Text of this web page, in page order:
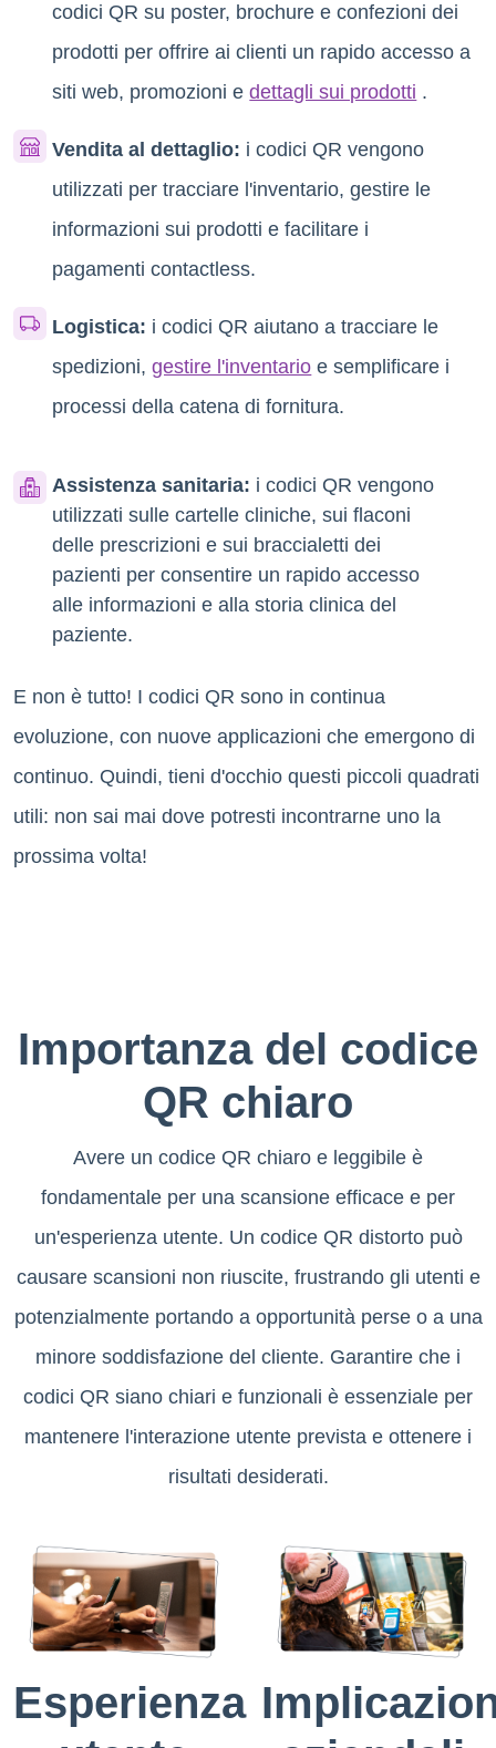
codici QR su poster, brochure e confezioni dei
prodotti per offrire ai clienti un rapido accesso a
siti web, promozioni edettagli sui prodotti .
Vendita al dettaglio: i codici QR vengono
utilizzati per tracciare l'inventario, gestire le
informazioni sui prodotti e facilitare i
pagamenti contactless.
Logistica: i codici QR aiutano a tracciare le
spedizioni,gestire l'inventario e semplificare i
processi della catena di fornitura.
Assistenza sanitaria: i codici QR vengono
utilizzati sulle cartelle cliniche, sui flaconi
delle prescrizioni e sui braccialetti dei
pazienti per consentire un rapido accesso
alle informazioni e alla storia clinica del
paziente.
E non è tutto! I codici QR sono in continua
evoluzione, con nuove applicazioni che emergono di
continuo. Quindi, tieni d'occhio questi piccoli quadrati
utili: non sai mai dove potresti incontrarne uno la
prossima volta!
Importanza del codice
QR chiaro
Avere un codice QR chiaro e leggibile è
fondamentale per una scansione efficace e per
un'esperienza utente. Un codice QR distorto può
causare scansioni non riuscite, frustrando gli utenti e
potenzialmente portando a opportunità perse o a una
minore soddisfazione del cliente. Garantire che i
codici QR siano chiari e funzionali è essenziale per
mantenere l'interazione utente prevista e ottenere i
risultati desiderati.
Esperienza